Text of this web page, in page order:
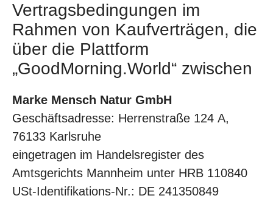
Vertragsbedingungen im
Rahmen von Kaufverträgen, die
über die Plattform
„GoodMorning.World“ zwischen
Marke Mensch Natur GmbH
Geschäftsadresse: Herrenstraße 124 A,
76133 Karlsruhe
eingetragen im Handelsregister des
Amtsgerichts Mannheim unter HRB 110840
USt-Identifikations-Nr.: DE 241350849